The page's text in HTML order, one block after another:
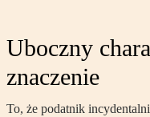
Uboczny
znaczenie
To, że podatnik